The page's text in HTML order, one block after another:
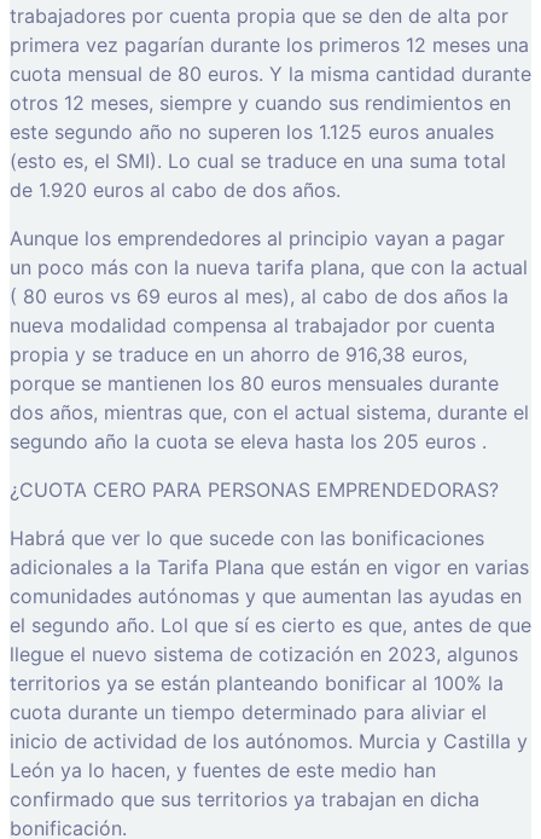
trabajadores por cuenta propia que se den de alta por
primera vez pagarían durante los primeros 12 meses una
cuota mensual de 80 euros. Y la misma cantidad durante
otros 12 meses, siempre y cuando sus rendimientos en
este segundo año no superen los 1.125 euros anuales
(esto es, el SMI). Lo cual se traduce en una suma total
de 1.920 euros al cabo de dos años.
Aunque los emprendedores al principio vayan a pagar
un poco más con la nueva tarifa plana, que con la actual
( 80 euros vs 69 euros al mes), al cabo de dos años la
nueva modalidad compensa al trabajador por cuenta
propia y se traduce en un ahorro de 916,38 euros,
porque se mantienen los 80 euros mensuales durante
dos años, mientras que, con el actual sistema, durante el
segundo año la cuota se eleva hasta los 205 euros .
¿CUOTA CERO PARA PERSONAS EMPRENDEDORAS?
Habrá que ver lo que sucede con las bonificaciones
adicionales a la Tarifa Plana que están en vigor en varias
comunidades autónomas y que aumentan las ayudas en
el segundo año. Lol que sí es cierto es que, antes de que
llegue el nuevo sistema de cotización en 2023, algunos
territorios ya se están planteando bonificar al 100% la
cuota durante un tiempo determinado para aliviar el
inicio de actividad de los autónomos. Murcia y Castilla y
León ya lo hacen, y fuentes de este medio han
confirmado que sus territorios ya trabajan en dicha
bonificación.